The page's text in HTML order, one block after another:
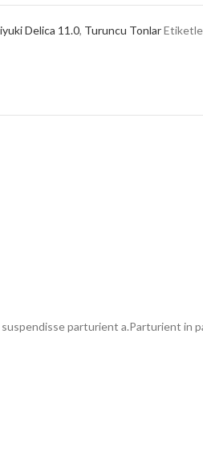
Delica 11.0, Turuncu Tonlar
parturient a.Parturient in